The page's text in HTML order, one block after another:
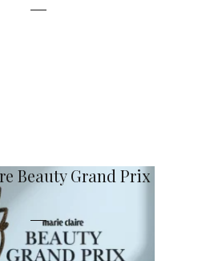
Beauty Grand Prix